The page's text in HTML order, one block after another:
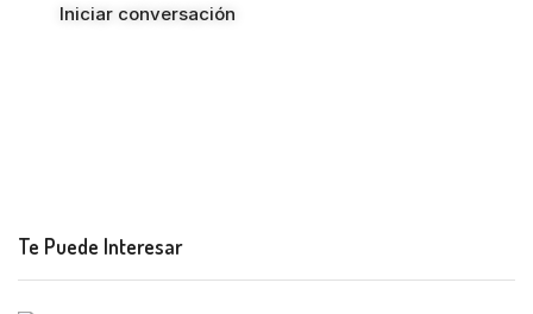
Iniciar conversación
Te Puede Interesar